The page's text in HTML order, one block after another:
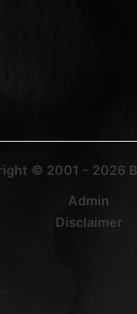
© 2001 - 2026
Admin
Disclaimer